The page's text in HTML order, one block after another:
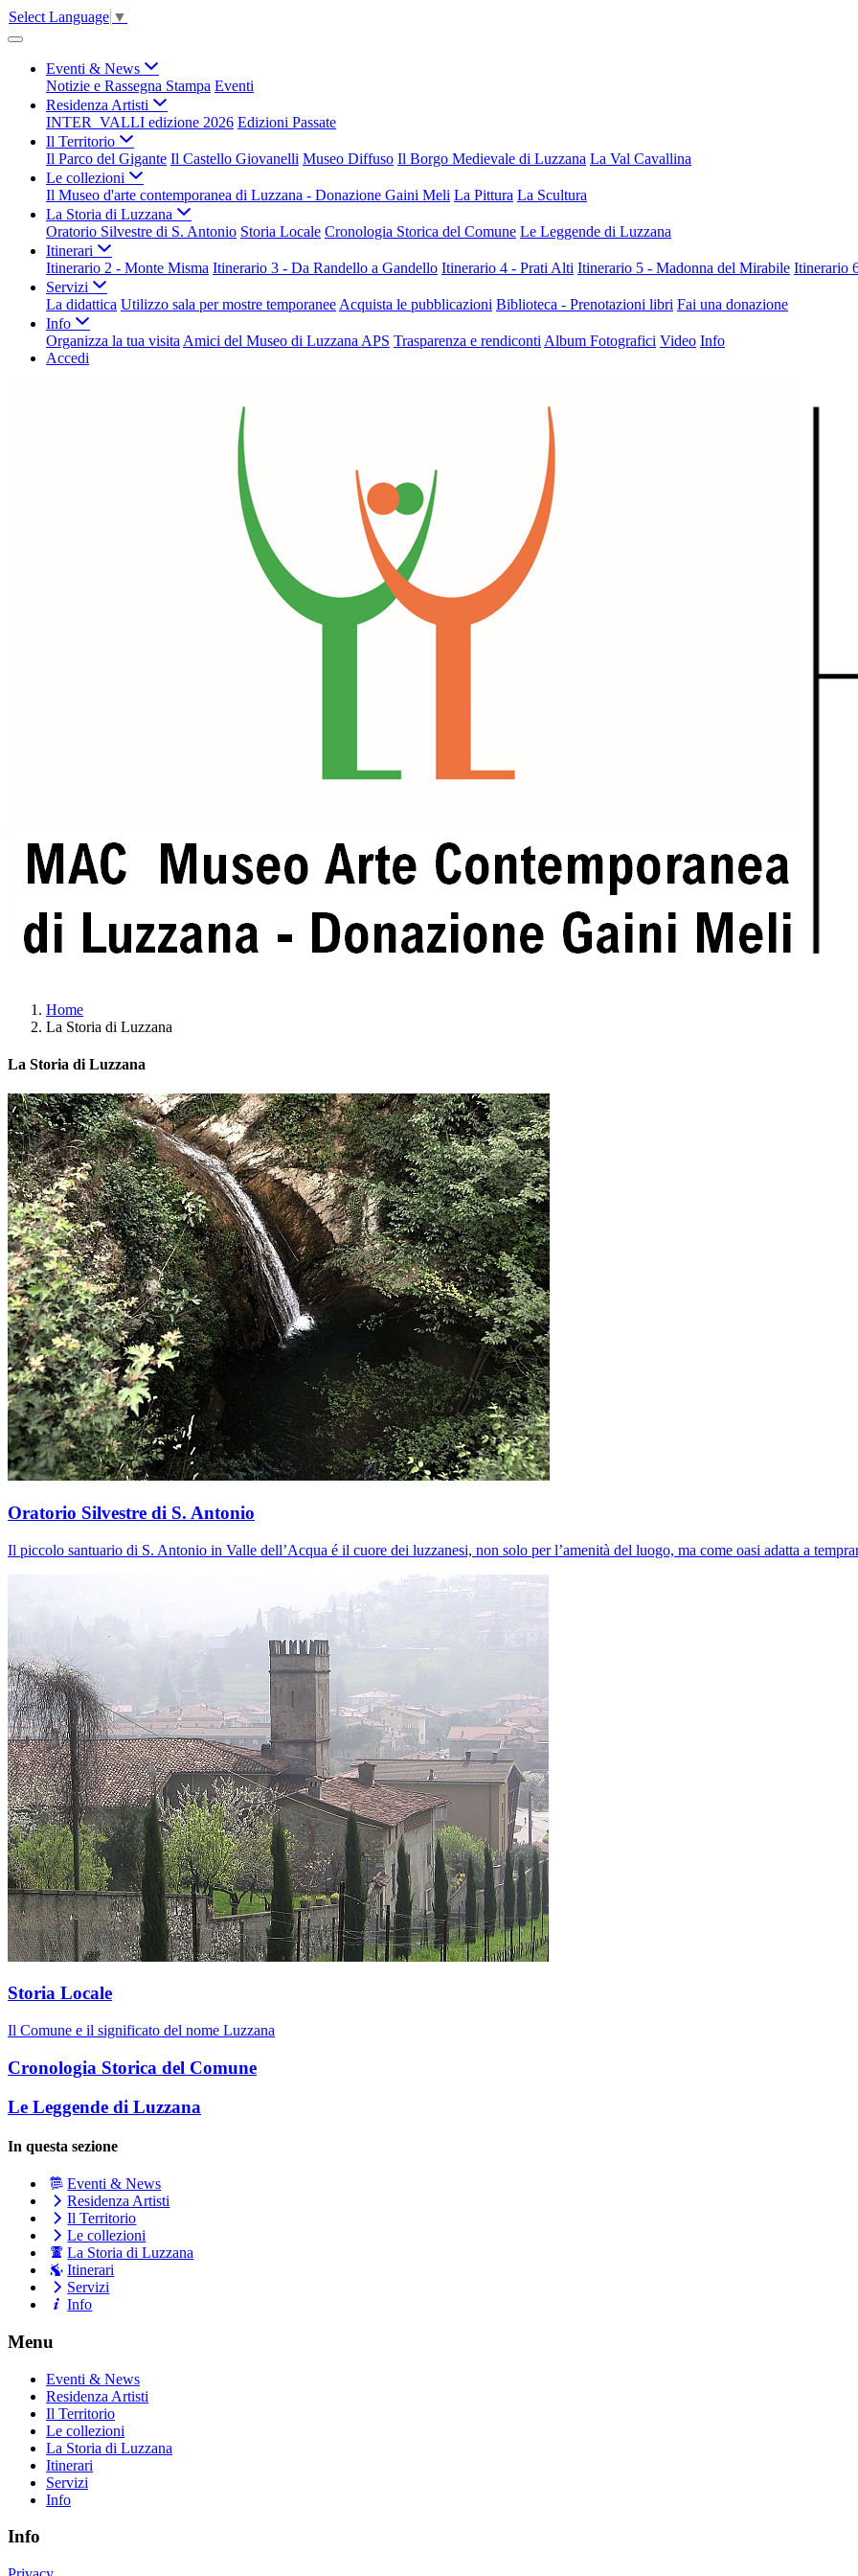
Select Language ▼
Eventi & News
Notizie e Rassegna Stampa Eventi
Residenza Artisti
INTER_VALLI edizione 2026 Edizioni Passate
Il Territorio
Il Parco del Gigante Il Castello Giovanelli Museo Diffuso Il Borgo Medievale di Luzzana La Val Cavallina
Le collezioni
Il Museo d'arte contemporanea di Luzzana - Donazione Gaini Meli La Pittura La Scultura
La Storia di Luzzana
Oratorio Silvestre di S. Antonio Storia Locale Cronologia Storica del Comune Le Leggende di Luzzana
Itinerari
Itinerario 2 - Monte Misma Itinerario 3 - Da Randello a Gandello Itinerario 4 - Prati Alti Itinerario 5 - Madonna del Mirabile Itinerario
Servizi
La didattica Utilizzo sala per mostre temporanee Acquista le pubblicazioni Biblioteca - Prenotazioni libri Fai una donazione
Info
Organizza la tua visita Amici del Museo di Luzzana APS Trasparenza e rendiconti Album Fotografici Video Info
Accedi
Home
La Storia di Luzzana
La Storia di Luzzana
Oratorio Silvestre di S. Antonio
Il piccolo santuario di S. Antonio in Valle dell’Acqua é il cuore dei luzzanesi, non solo per l’amenità del luogo, ma come oasi adatta a
Storia Locale
Il Comune e il significato del nome Luzzana
Cronologia Storica del Comune
Le Leggende di Luzzana
In questa sezione
Eventi & News
Residenza Artisti
Il Territorio
Le collezioni
La Storia di Luzzana
Itinerari
Servizi
Info
Menu
Eventi & News
Residenza Artisti
Il Territorio
Le collezioni
La Storia di Luzzana
Itinerari
Servizi
Info
Info